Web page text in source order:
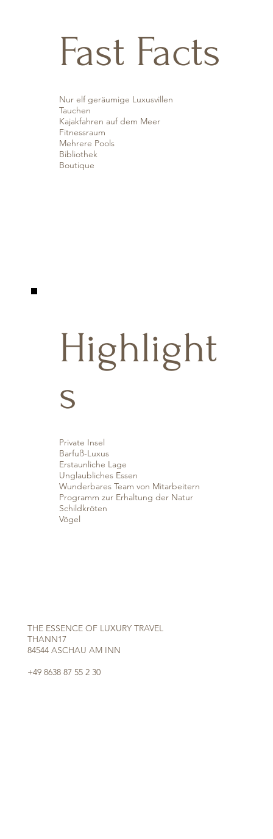
Fast Facts
Nur elf geräumige Luxusvillen
Tauchen
Kajakfahren auf dem Meer
Fitnessraum
Mehrere Pools
Bibliothek
Boutique
Highlight
s
Private Insel
Barfuß-Luxus
Erstaunliche Lage
Unglaubliches Essen
Wunderbares Team von Mitarbeitern
Programm zur Erhaltung der Natur
Schildkröten
Vögel
THE ESSENCE OF LUXURY TRAVEL
THANN17
84544 ASCHAU AM INN
+49 8638 87 55 2 30